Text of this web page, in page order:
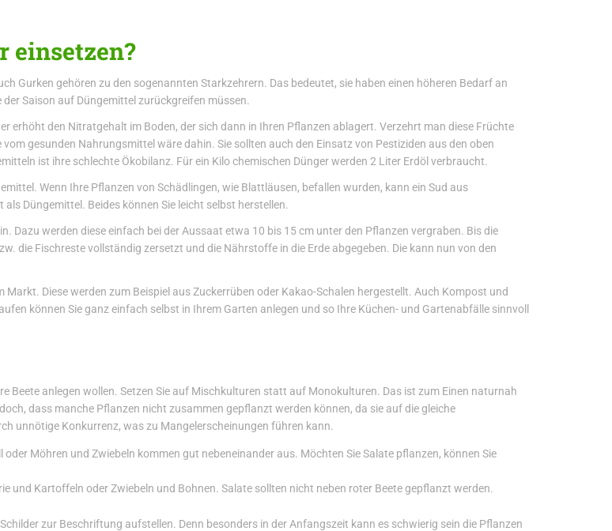
einsetzen?
Gurken gehören zu den sogenannten Starkzehrern. Das bedeutet, sie haben einen höheren Bedarf an
Saison auf Düngemittel zurückgreifen müssen.
erhöht den Nitratgehalt im Boden, der sich dann in Ihren Pflanzen ablagert. Verzehrt man diese Früchte
gesunden Nahrungsmittel wäre dahin. Sie sollten auch den Einsatz von Pestiziden aus den oben
ist ihre schlechte Ökobilanz. Für ein Kilo chemischen Dünger werden 2 Liter Erdöl verbraucht.
Wenn Ihre Pflanzen von Schädlingen, wie Blattläusen, befallen wurden, kann ein Sud aus
Düngemittel. Beides können Sie leicht selbst herstellen.
Dazu werden diese einfach bei der Aussaat etwa 10 bis 15 cm unter den Pflanzen vergraben. Bis die
die Fischreste vollständig zersetzt und die Nährstoffe in die Erde abgegeben. Die kann nun von den
Diese werden zum Beispiel aus Zuckerrüben oder Kakao-Schalen hergestellt. Auch Kompost und
können Sie ganz einfach selbst in Ihrem Garten anlegen und so Ihre Küchen- und Gartenabfälle sinnvoll
Beete anlegen wollen. Setzen Sie auf Mischkulturen statt auf Monokulturen. Das ist zum Einen naturnah
dass manche Pflanzen nicht zusammen gepflanzt werden können, da sie auf die gleiche
unnötige Konkurrenz, was zu Mangelerscheinungen führen kann.
Möhren und Zwiebeln kommen gut nebeneinander aus. Möchten Sie Salate pflanzen, können Sie
und Kartoffeln oder Zwiebeln und Bohnen. Salate sollten nicht neben roter Beete gepflanzt werden.
zur Beschriftung aufstellen. Denn besonders in der Anfangszeit kann es schwierig sein die Pflanzen